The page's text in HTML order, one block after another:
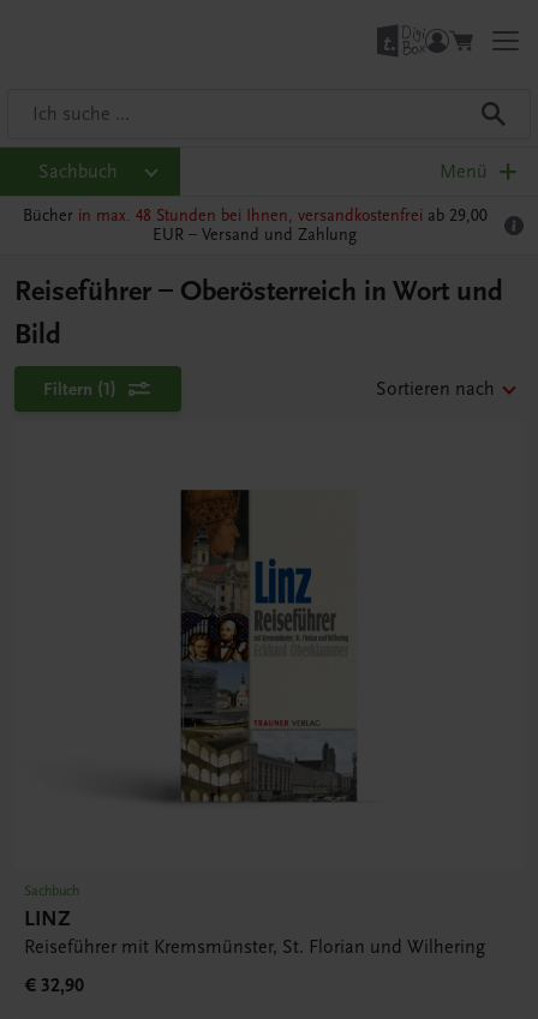
Sachbuch Menü
Bücher in max. 48 Stunden bei Ihnen, versandkostenfrei ab 29,00
EUR – Versand und Zahlung
Reiseführer – Oberösterreich in Wort und
Bild
Filtern (1) Sortieren nach
Sachbuch
LINZ
Reiseführer mit Kremsmünster, St. Florian und Wilhering
€ 32,90